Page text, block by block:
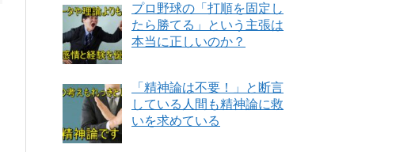
プロ野球の「打順を固定し
たら勝てる」という主張は
本当に正しいのか？
「精神論は不要！」と断言
している人間も精神論に救
いを求めている